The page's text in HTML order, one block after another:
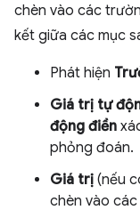
chèn vào các
kết giữa các mục
Phát hiện
Giá trị tự
động điền
phỏng đoán.
Giá trị (nếu
chèn vào